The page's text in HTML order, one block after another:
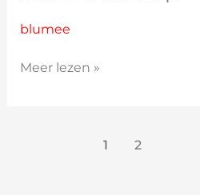
blumee
Meer lezen »
1 2